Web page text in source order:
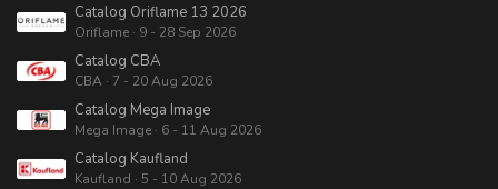
Catalog Oriflame 13 2026
Oriflame · 9 - 28 Sep 2026
Catalog CBA
CBA · 7 - 20 Aug 2026
Catalog Mega Image
Mega Image · 6 - 11 Aug 2026
Catalog Kaufland
Kaufland · 5 - 10 Aug 2026